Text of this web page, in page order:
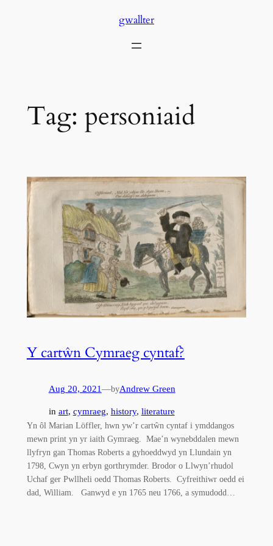
gwallter
Tag: personiaid
Y cartŵn Cymraeg cyntaf?
Aug 20, 2021—byAndrew Green
in art, cymraeg, history, literature
Yn ôl Marian Löffler, hwn yw’r cartŵn cyntaf i ymddangos
mewn print yn yr iaith Gymraeg. Mae’n wynebddalen mewn
llyfryn gan Thomas Roberts a gyhoeddwyd yn Llundain yn
1798, Cwyn yn erbyn gorthrymder. Brodor o Llwyn’rhudol
Uchaf ger Pwllheli oedd Thomas Roberts. Cyfreithiwr oedd ei
dad, William. Ganwyd e yn 1765 neu 1766, a symudodd…